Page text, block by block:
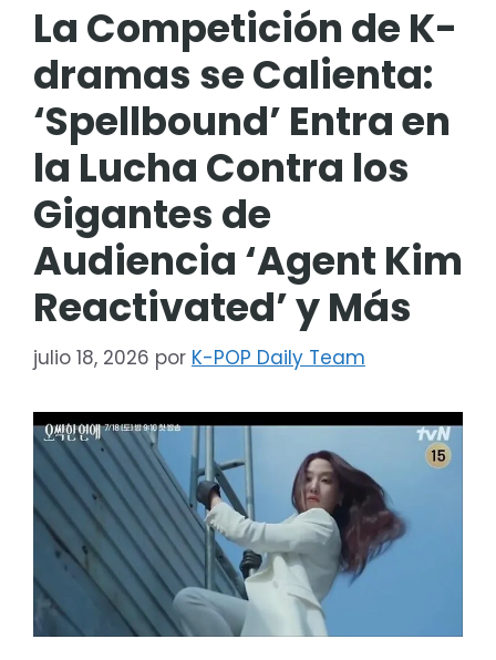
La Competición de K-
dramas se Calienta:
‘Spellbound’ Entra en
la Lucha Contra los
Gigantes de
Audiencia ‘Agent Kim
Reactivated’ y Más
julio 18, 2026 por K-POP Daily Team